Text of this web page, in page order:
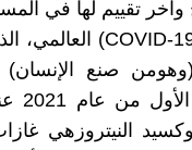
وآخر تقييم لها في
صنع
النيتروزهي